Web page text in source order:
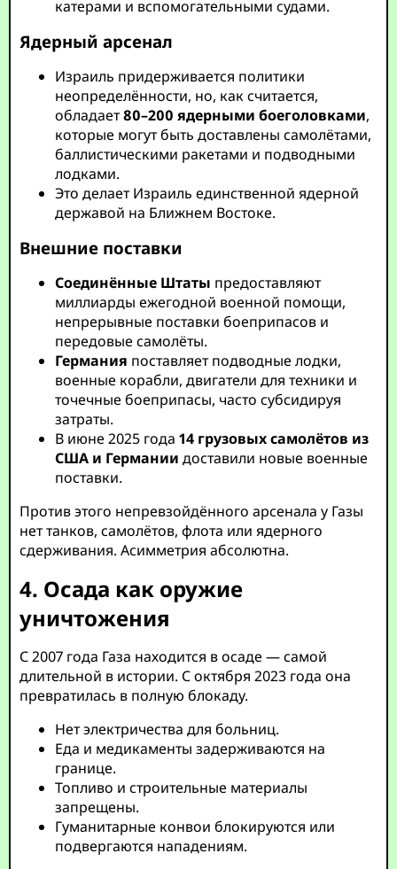
катерами и вспомогательными судами.
Ядерный арсенал
Израиль придерживается политики
неопределённости, но, как считается,
обладает80–200 ядерными боеголовками,
которые могут быть доставлены самолётами,
баллистическими ракетами и подводными
лодками.
Это делает Израиль единственной ядерной
державой на Ближнем Востоке.
Внешние поставки
Соединённые Штаты предоставляют
миллиарды ежегодной военной помощи,
непрерывные поставки боеприпасов и
передовые самолёты.
Германия поставляет подводные лодки,
военные корабли, двигатели для техники и
точечные боеприпасы, часто субсидируя
затраты.
В июне 2025 года14 грузовых самолётов из
США и Германии доставили новые военные
поставки.
Против этого непревзойдённого арсенала у Газы
нет танков, самолётов, флота или ядерного
сдерживания. Асимметрия абсолютна.
4. Осада как оружие
уничтожения
С 2007 года Газа находится в осаде — самой
длительной в истории. С октября 2023 года она
превратилась в полную блокаду.
Нет электричества для больниц.
Еда и медикаменты задерживаются на
границе.
Топливо и строительные материалы
запрещены.
Гуманитарные конвои блокируются или
подвергаются нападениям.